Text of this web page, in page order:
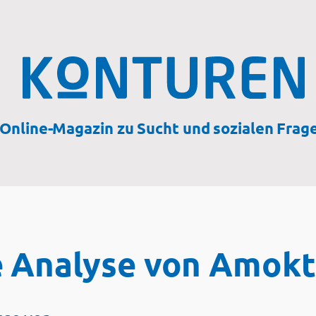
Online-Magazin zu Sucht und sozialen
von